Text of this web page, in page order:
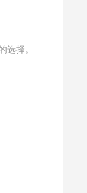
选择。